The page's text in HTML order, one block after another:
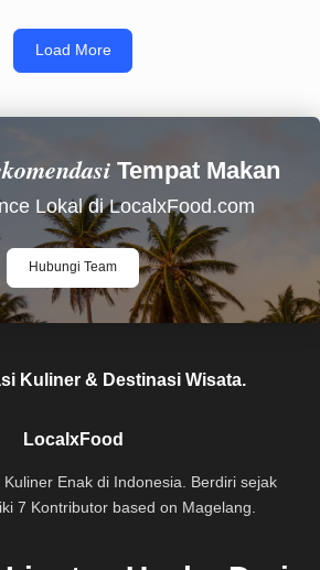
Load More
Tempat Makan
Lokal di LocalxFood.com
Hubungi Team
Kuliner & Destinasi Wisata.
LocalxFood
Enak di Indonesia. Berdiri sejak
7 Kontributor based on Magelang.